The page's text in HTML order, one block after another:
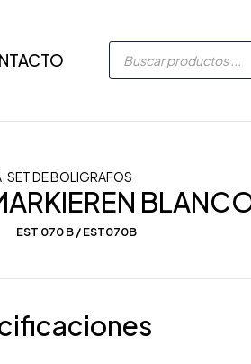
,SET DE BOLIGRAFOS
EST 070 B / EST070B